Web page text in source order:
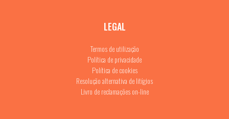
LEGAL
Termos de utilização
Política de privacidade
Política de cookies
Resolução alternativa de litígios
Livro de reclamações on-line